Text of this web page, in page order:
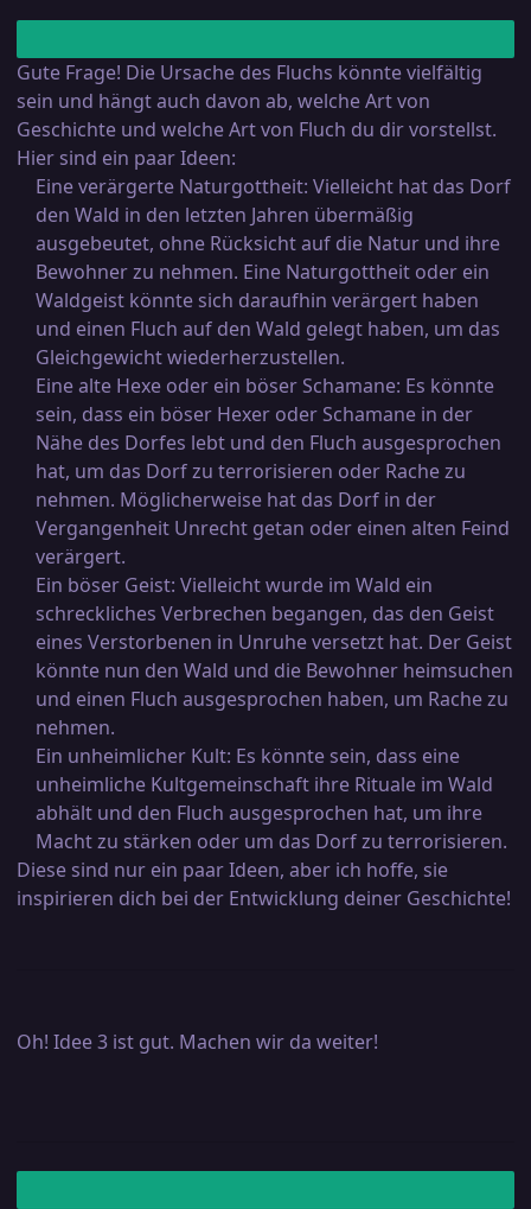
Gute Frage! Die Ursache des Fluchs könnte vielfältig
sein und hängt auch davon ab, welche Art von
Geschichte und welche Art von Fluch du dir vorstellst.
Hier sind ein paar Ideen:
Eine verärgerte Naturgottheit: Vielleicht hat das Dorf
den Wald in den letzten Jahren übermäßig
ausgebeutet, ohne Rücksicht auf die Natur und ihre
Bewohner zu nehmen. Eine Naturgottheit oder ein
Waldgeist könnte sich daraufhin verärgert haben
und einen Fluch auf den Wald gelegt haben, um das
Gleichgewicht wiederherzustellen.
Eine alte Hexe oder ein böser Schamane: Es könnte
sein, dass ein böser Hexer oder Schamane in der
Nähe des Dorfes lebt und den Fluch ausgesprochen
hat, um das Dorf zu terrorisieren oder Rache zu
nehmen. Möglicherweise hat das Dorf in der
Vergangenheit Unrecht getan oder einen alten Feind
verärgert.
Ein böser Geist: Vielleicht wurde im Wald ein
schreckliches Verbrechen begangen, das den Geist
eines Verstorbenen in Unruhe versetzt hat. Der Geist
könnte nun den Wald und die Bewohner heimsuchen
und einen Fluch ausgesprochen haben, um Rache zu
nehmen.
Ein unheimlicher Kult: Es könnte sein, dass eine
unheimliche Kultgemeinschaft ihre Rituale im Wald
abhält und den Fluch ausgesprochen hat, um ihre
Macht zu stärken oder um das Dorf zu terrorisieren.
Diese sind nur ein paar Ideen, aber ich hoffe, sie
inspirieren dich bei der Entwicklung deiner Geschichte!
Oh! Idee 3 ist gut. Machen wir da weiter!